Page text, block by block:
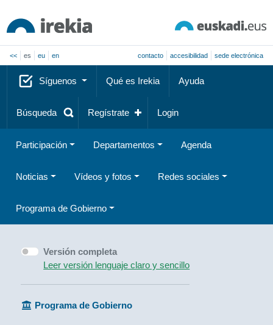
<< es eu en contacto accesibilidad sede electrónica
Síguenos Qué es Irekia Ayuda
Búsqueda Regístrate Login
Participación Departamentos Agenda
Noticias Vídeos y fotos Redes sociales
Programa de Gobierno
Versión completa
Leer versión lenguaje claro y sencillo
Programa de Gobierno